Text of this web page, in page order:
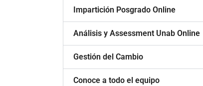
Impartición Posgrado Online
Análisis y Assessment Unab Online
Gestión del Cambio
Conoce a todo el equipo